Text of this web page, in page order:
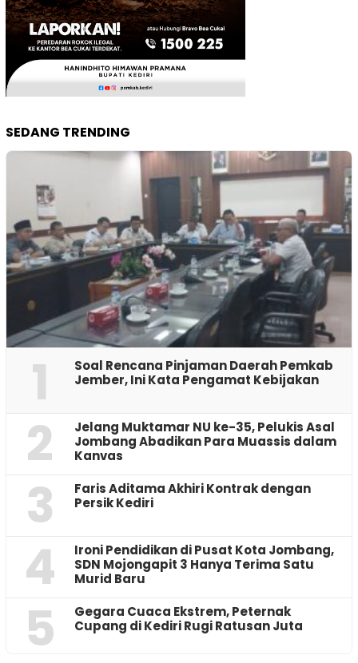
SEDANG TRENDING
1
‎Soal Rencana Pinjaman Daerah Pemkab
Jember, Ini Kata Pengamat Kebijakan ‎
2
Jelang Muktamar NU ke-35, Pelukis Asal
Jombang Abadikan Para Muassis dalam
Kanvas
3
Faris Aditama Akhiri Kontrak dengan
Persik Kediri
4
Ironi Pendidikan di Pusat Kota Jombang,
SDN Mojongapit 3 Hanya Terima Satu
Murid Baru
5
‎Gegara Cuaca Ekstrem, Peternak
Cupang di Kediri Rugi Ratusan Juta